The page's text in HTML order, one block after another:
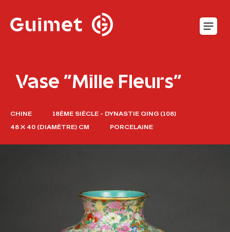
Vase "Mille Fleurs"
CHINE 18ÈME SIÈCLE - DYNASTIE QING (108)
48 X 40 (DIAMÈTRE) CM PORCELAINE